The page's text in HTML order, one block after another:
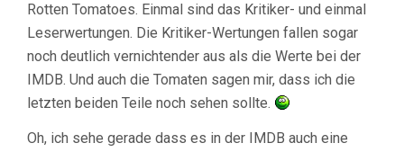
Rotten Tomatoes. Einmal sind das Kritiker- und einmal
Leserwertungen. Die Kritiker-Wertungen fallen sogar
noch deutlich vernichtender aus als die Werte bei der
IMDB. Und auch die Tomaten sagen mir, dass ich die
letzten beiden Teile noch sehen sollte.
Oh, ich sehe gerade dass es in der IMDB auch eine